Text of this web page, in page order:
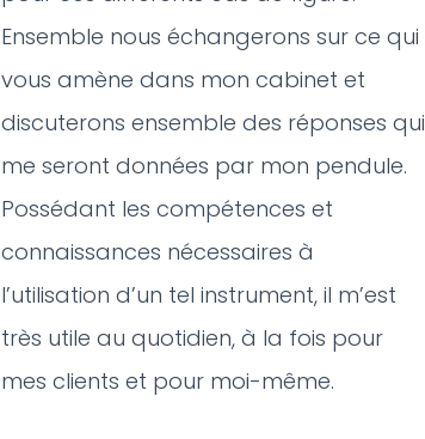
Ensemble nous échangerons sur ce qui
vous amène dans mon cabinet et
discuterons ensemble des réponses qui
me seront données par mon pendule.
Possédant les compétences et
connaissances nécessaires à
l’utilisation d’un tel instrument, il m’est
très utile au quotidien, à la fois pour
mes clients et pour moi-même.